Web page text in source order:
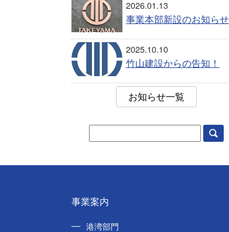
2026.01.13
事業本部新設のお知らせ
2025.10.10
竹山建設からの告知！
お知らせ一覧
事業案内
港湾部門